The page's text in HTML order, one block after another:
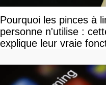
Pourquoi les pinces à
personne n'utilise :
explique leur vraie